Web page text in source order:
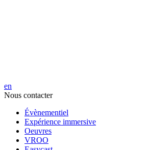
en
Nous contacter
Évènementiel
Expérience immersive
Oeuvres
VROO